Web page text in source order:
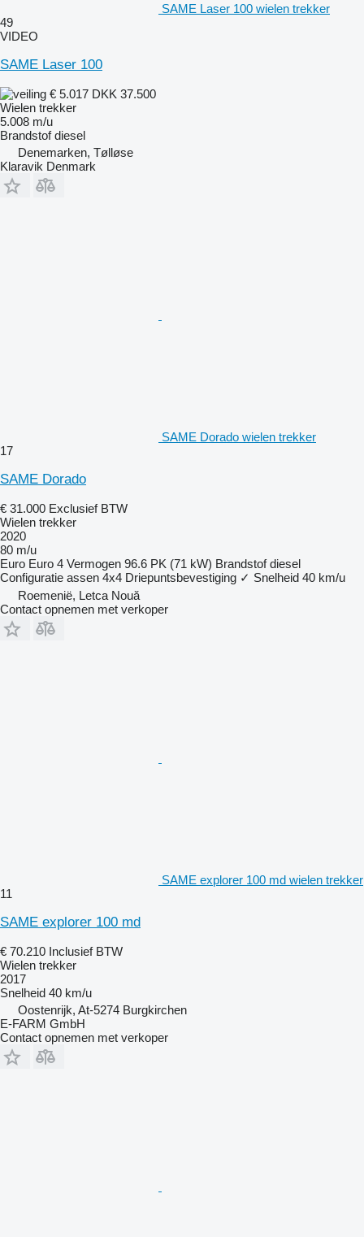
SAME Laser 100 wielen trekker
49
VIDEO
SAME Laser 100
€ 5.017 DKK 37.500
Wielen trekker
5.008 m/u
Brandstof diesel
Denemarken, Tølløse
Klaravik Denmark
SAME Dorado wielen trekker
17
SAME Dorado
€ 31.000 Exclusief BTW
Wielen trekker
2020
80 m/u
Euro Euro 4 Vermogen 96.6 PK (71 kW) Brandstof diesel
Configuratie assen 4x4 Driepuntsbevestiging ✓ Snelheid 40 km/u
Roemenië, Letca Nouă
Contact opnemen met verkoper
SAME explorer 100 md wielen trekker
11
SAME explorer 100 md
€ 70.210 Inclusief BTW
Wielen trekker
2017
Snelheid 40 km/u
Oostenrijk, At-5274 Burgkirchen
E-FARM GmbH
Contact opnemen met verkoper